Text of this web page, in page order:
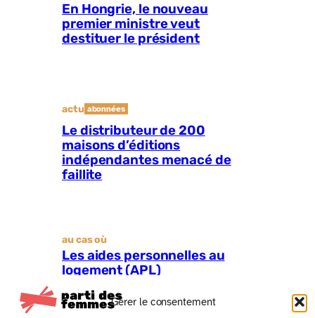
Gérer le consentement
En Hongrie, le nouveau
premier ministre veut
destituer le président
actu abonnées
Le distributeur de 200
maisons d’éditions
indépendantes menacé de
faillite
au cas où
Les aides personnelles au
logement (APL)